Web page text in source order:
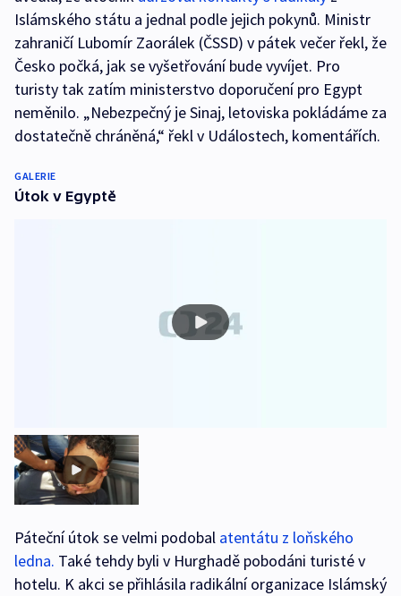
Islámského státu a jednal podle jejich pokynů. Ministr
zahraničí Lubomír Zaorálek (ČSSD) v pátek večer řekl, že
Česko počká, jak se vyšetřování bude vyvíjet. Pro
turisty tak zatím ministerstvo doporučení pro Egypt
neměnilo. „Nebezpečný je Sinaj, letoviska pokládáme za
dostatečně chráněná,“ řekl v Událostech, komentářích.
GALERIE
Útok v Egyptě
Páteční útok se velmi podobal atentátu z loňského
ledna. Také tehdy byli v Hurghadě pobodáni turisté v
hotelu. K akci se přihlásila radikální organizace Islámský